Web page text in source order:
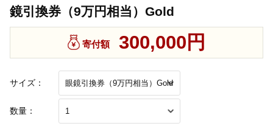
鏡引換券（9万円相当）Gold
サイズ：
数量：
寄付額 300,000円